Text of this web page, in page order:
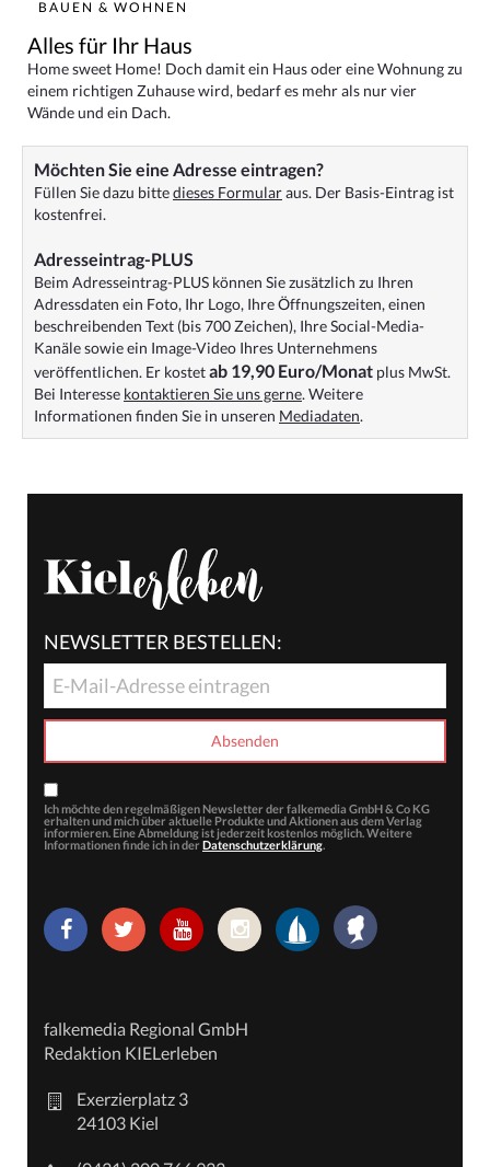
BAUEN & WOHNEN
Alles für Ihr Haus
Home sweet Home! Doch damit ein Haus oder eine Wohnung zu
einem richtigen Zuhause wird, bedarf es mehr als nur vier
Wände und ein Dach.
Möchten Sie eine Adresse eintragen?
Füllen Sie dazu bittedieses Formularaus. Der Basis-Eintrag ist
kostenfrei.
Adresseintrag-PLUS
Beim Adresseintrag-PLUS können Sie zusätzlich zu Ihren
Adressdaten ein Foto, Ihr Logo, Ihre Öffnungszeiten, einen
beschreibenden Text (bis 700 Zeichen), Ihre Social-Media-
Kanäle sowie ein Image-Video Ihres Unternehmens
veröffentlichen. Er kostetab 19,90 Euro/Monat plus MwSt.
Bei Interesse kontaktieren Sie uns gerne. Weitere
Informationen finden Sie in unseren Mediadaten.
NEWSLETTER BESTELLEN:
Ich möchte den regelmäßigen Newsletter der falkemedia GmbH & Co KG
erhalten und mich über aktuelle Produkte und Aktionen aus dem Verlag
informieren. Eine Abmeldung ist jederzeit kostenlos möglich. Weitere
Informationen finde ich in der Datenschutzerklärung.
falkemedia Regional GmbH
Redaktion KIELerleben
Exerzierplatz 3
24103 Kiel